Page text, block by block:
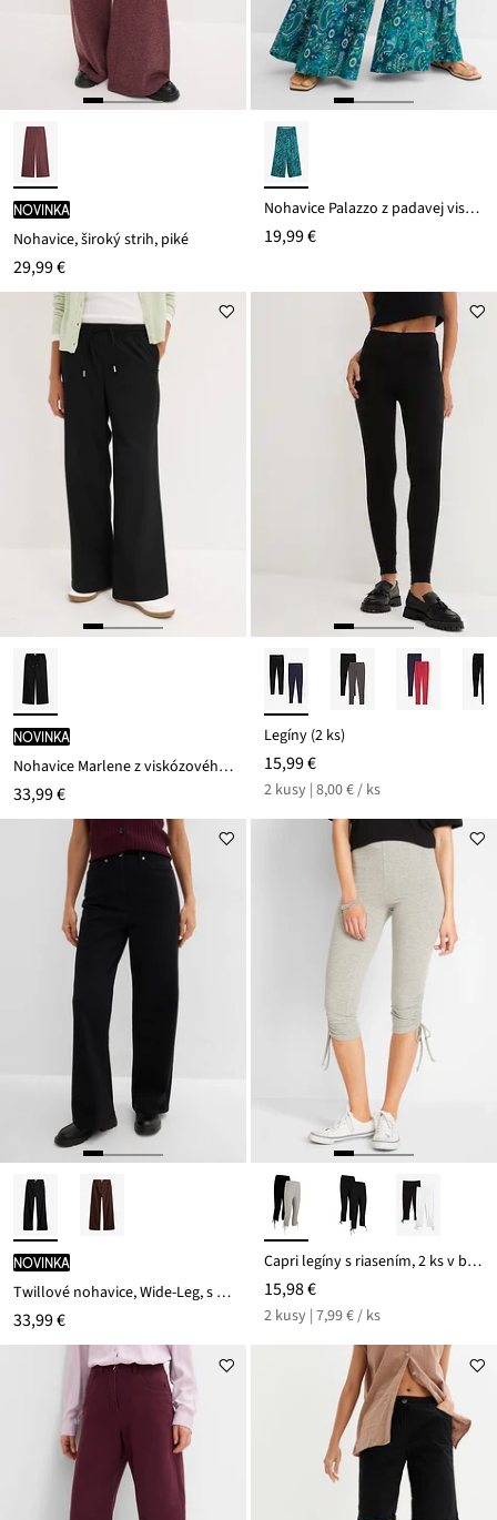
novinka
Nohavice, široký strih, piké
29,99 €
Nohavice Palazzo z padavej viskózy
19,99 €
novinka
Nohavice Marlene z viskózového mixu
33,99 €
Legíny (2 ks)
15,99 €
2 kusy | 8,00 € / ks
novinka
Twillové nohavice, Wide-Leg, s vysokým pásom
33,99 €
Capri legíny s riasením, 2 ks v balení
15,98 €
2 kusy | 7,99 € / ks